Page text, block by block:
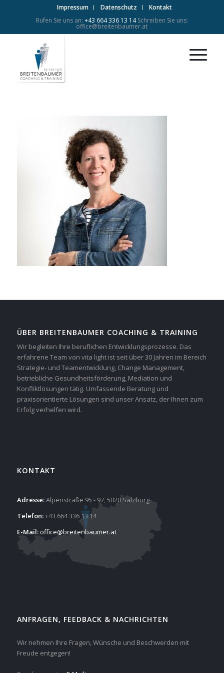
Impressum Datenschutz
Kontakt
Rufen Sie uns an: +43 664 336 13 14Schreiben Sie uns:
office@breitenbaumer.at
ÜBER BREITENBAUMER COACHING & TRAINING
Wir begleiten Ihre beruflichen Entwicklungsprozesse. Das
erfahrene Team von vita light ist seit über 30 Jahren im Bereich
Strategie- und Teamentwicklung, Change Management,
betriebliche Gesundheitsförderung, Mediation und
Konfliktlösungen tätig. Umfassende Beratung und
praxisorientierte Lösungen sind unser Ansatz, der Ihnen zum
Erfolg verhelfen wird.
KONTAKT
Adresse:Alpenstraße 95 - 97, 5020 Salzburg
Telefon:+43 664 336 13 14
E-Mail:office@breitenbaumer.at
ANFRAGEN, FEEDBACK & NACHRICHTEN
Wir nehmen Ihre Fragen, Wünsche und Beschwerden mit
Freude entgegen!